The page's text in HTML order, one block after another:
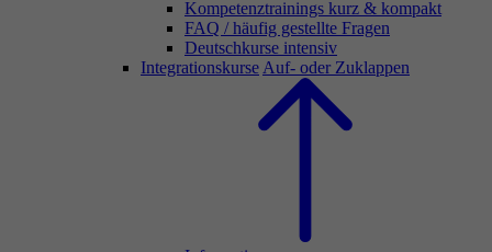
Kompetenztrainings kurz & kompakt
FAQ / häufig gestellte Fragen
Deutschkurse intensiv
Integrationskurse Auf- oder Zuklappen